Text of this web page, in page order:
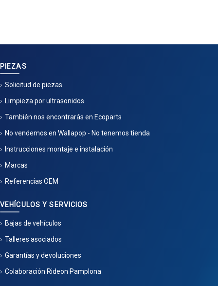
PIEZAS
Solicitud de piezas
Limpieza por ultrasonidos
También nos encontrarás en Ecoparts
No vendemos en Wallapop - No tenemos tienda
Instrucciones montaje e instalación
Marcas
Referencias OEM
VEHÍCULOS Y SERVICIOS
Bajas de vehículos
Talleres asociados
Garantías y devoluciones
Colaboración Rideon Pamplona